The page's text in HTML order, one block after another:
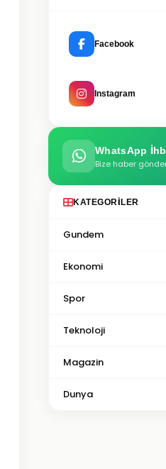
Facebook
Instagram
WhatsApp
Bize haber
KATEGORILER
Gundem
Ekonomi
Spor
Teknoloji
Magazin
Dunya